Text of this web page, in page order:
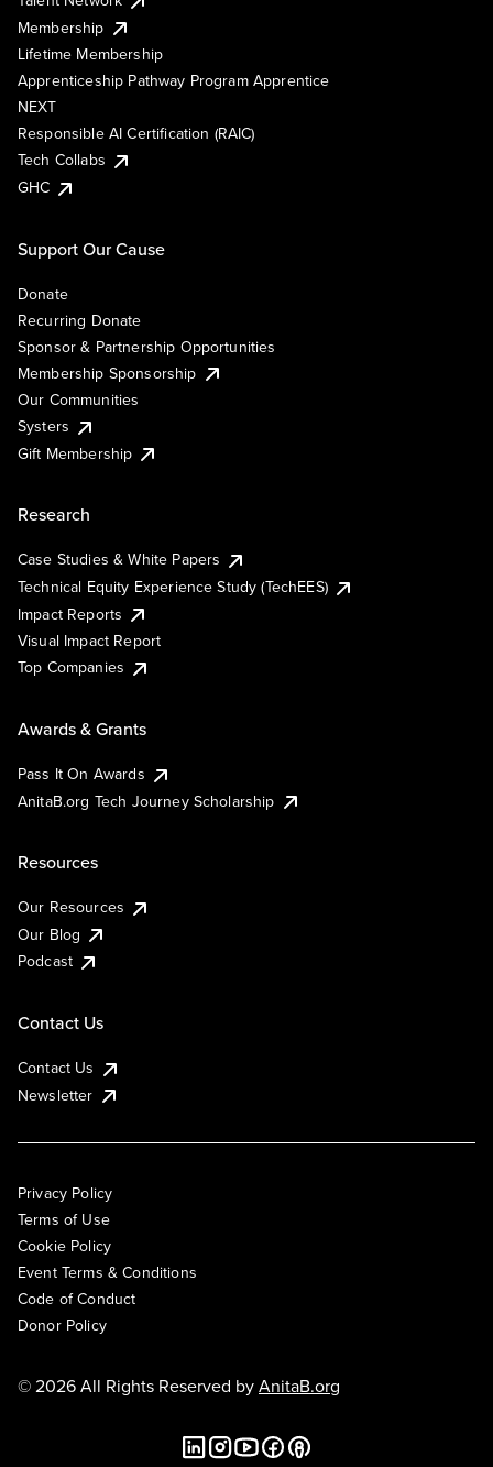
Membership
Lifetime Membership
Apprenticeship Pathway Program Apprentice
NEXT
Responsible AI Certification (RAIC)
Tech Collabs
GHC
Support Our Cause
Donate
Recurring Donate
Sponsor & Partnership Opportunities
Membership Sponsorship
Our Communities
Systers
Gift Membership
Research
Case Studies & White Papers
Technical Equity Experience Study (TechEES)
Impact Reports
Visual Impact Report
Top Companies
Awards & Grants
Pass It On Awards
AnitaB.org Tech Journey Scholarship
Resources
Our Resources
Our Blog
Podcast
Contact Us
Contact Us
Newsletter
Privacy Policy
Terms of Use
Cookie Policy
Event Terms & Conditions
Code of Conduct
Donor Policy
© 2026 All Rights Reserved byAnitaB.org